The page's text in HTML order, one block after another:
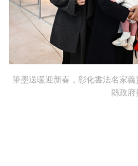
筆墨送暖迎新春，彰化書法名家
縣政府